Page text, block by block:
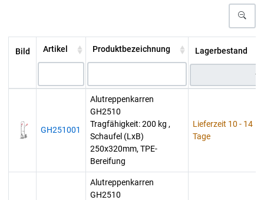
Bild Artikel Produktbezeichnung Lagerbestand
GH251001
Alutreppenkarren
GH2510
Tragfähigkeit: 200 kg ,
Schaufel (LxB)
250x320mm, TPE-
Bereifung
Lieferzeit 10 - 14
Tage
Alutreppenkarren
GH2510